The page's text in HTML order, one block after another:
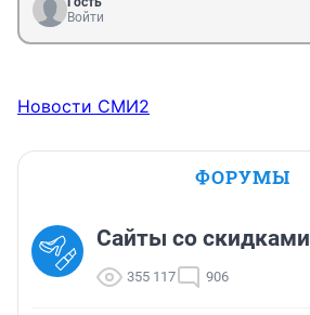
Войти
Новости СМИ2
ФОРУМЫ
Сайты со скидками
355 117 906